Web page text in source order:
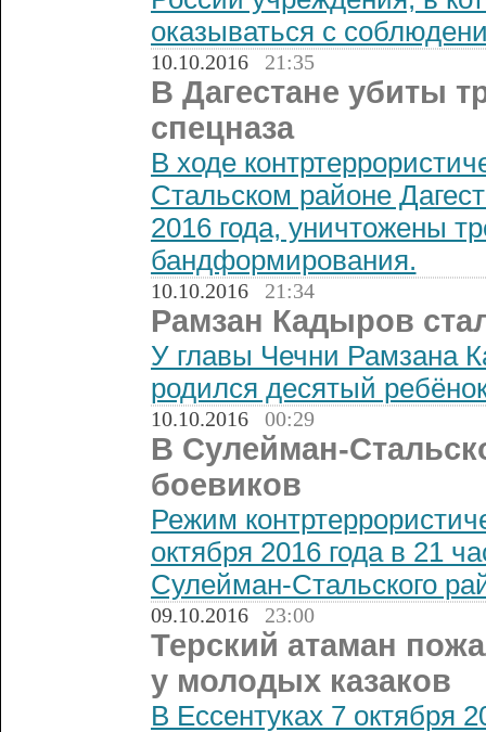
оказываться с
10.10.2016 21:35
В Дагестане убиты
спецназа
В ходе
Стальском районе
2016 года, уничтожены
бандформирования.
10.10.2016 21:34
Рамзан Кадыров
У главы Чечни Рамзана
родился десятый
10.10.2016 00:29
В Сулейман-
боевиков
Режим
октября 2016 года в 21
Сулейман-Стальского
09.10.2016 23:00
Терский атаман
у молодых казаков
В Ессентуках 7 октября